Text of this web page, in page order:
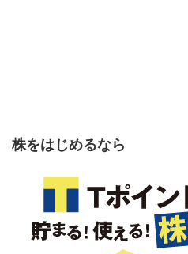
株をはじめるなら